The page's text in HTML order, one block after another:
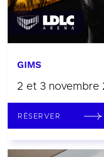
GIMS
2 et 3 novembre
RÉSERVER